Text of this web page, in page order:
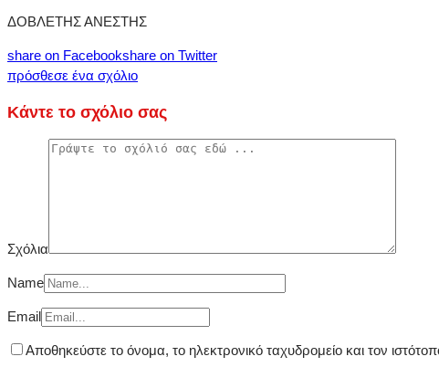
ΔΟΒΛΕΤΗΣ ΑΝΕΣΤΗΣ
share on Facebookshare on Twitter
πρόσθεσε ένα σχόλιο
Κάντε το σχόλιο σας
Σχόλια
Name
Email
Αποθηκεύστε το όνομα, το ηλεκτρονικό ταχυδρομείο και τον